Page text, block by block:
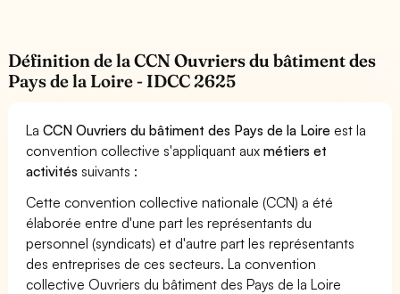
Définition de la CCN Ouvriers du bâtiment des
Pays de la Loire - IDCC 2625
LaCCN Ouvriers du bâtiment des Pays de la Loire est la
convention collective s'appliquant auxmétiers et
activités suivants :
Cette convention collective nationale (CCN) a été
élaborée entre d'une part les représentants du
personnel (syndicats) et d'autre part les représentants
des entreprises de ces secteurs. La convention
collective Ouvriers du bâtiment des Pays de la Loire